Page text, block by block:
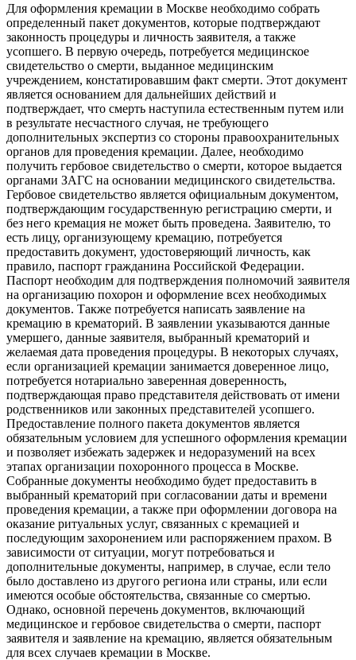
Для оформления кремации в Москве необходимо собрать
определенный пакет документов, которые подтверждают
законность процедуры и личность заявителя, а также
усопшего. В первую очередь, потребуется медицинское
свидетельство о смерти, выданное медицинским
учреждением, констатировавшим факт смерти. Этот документ
является основанием для дальнейших действий и
подтверждает, что смерть наступила естественным путем или
в результате несчастного случая, не требующего
дополнительных экспертиз со стороны правоохранительных
органов для проведения кремации. Далее, необходимо
получить гербовое свидетельство о смерти, которое выдается
органами ЗАГС на основании медицинского свидетельства.
Гербовое свидетельство является официальным документом,
подтверждающим государственную регистрацию смерти, и
без него кремация не может быть проведена. Заявителю, то
есть лицу, организующему кремацию, потребуется
предоставить документ, удостоверяющий личность, как
правило, паспорт гражданина Российской Федерации.
Паспорт необходим для подтверждения полномочий заявителя
на организацию похорон и оформление всех необходимых
документов. Также потребуется написать заявление на
кремацию в крематорий. В заявлении указываются данные
умершего, данные заявителя, выбранный крематорий и
желаемая дата проведения процедуры. В некоторых случаях,
если организацией кремации занимается доверенное лицо,
потребуется нотариально заверенная доверенность,
подтверждающая право представителя действовать от имени
родственников или законных представителей усопшего.
Предоставление полного пакета документов является
обязательным условием для успешного оформления кремации
и позволяет избежать задержек и недоразумений на всех
этапах организации похоронного процесса в Москве.
Собранные документы необходимо будет предоставить в
выбранный крематорий при согласовании даты и времени
проведения кремации, а также при оформлении договора на
оказание ритуальных услуг, связанных с кремацией и
последующим захоронением или распоряжением прахом. В
зависимости от ситуации, могут потребоваться и
дополнительные документы, например, в случае, если тело
было доставлено из другого региона или страны, или если
имеются особые обстоятельства, связанные со смертью.
Однако, основной перечень документов, включающий
медицинское и гербовое свидетельства о смерти, паспорт
заявителя и заявление на кремацию, является обязательным
для всех случаев кремации в Москве.